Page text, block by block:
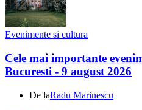
Evenimente si cultura
Cele mai importante
Bucuresti - 9 august 2026
De laRadu Marinescu